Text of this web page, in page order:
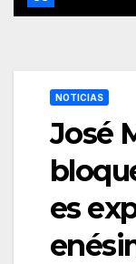
NOTICIAS
José
es